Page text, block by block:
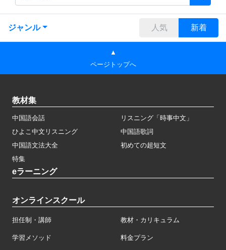
ジャンル 人気 新着
▲
ページトップへ
教材集
中国語会話
リスニング「時事中文」
ひよこ中文リスニング
中国語歌詞
中国語文法大全
初めての超短文
特集
eラーニング
オンラインスクール
担任制・講師 教材・カリキュラム
学習メソッド 料金プラン